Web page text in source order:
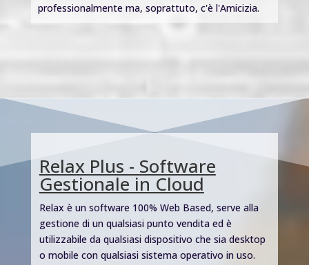
professionalmente ma, soprattuto, c'è l'Amicizia.
Relax Plus - Software
Gestionale in Cloud
Relax è un software 100% Web Based, serve alla
gestione di un qualsiasi punto vendita ed è
utilizzabile da qualsiasi dispositivo che sia desktop
o mobile con qualsiasi sistema operativo in uso.